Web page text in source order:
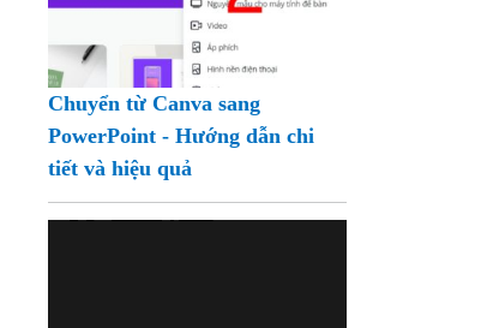
Chuyển từ Canva sang
PowerPoint - Hướng dẫn chi
tiết và hiệu quả